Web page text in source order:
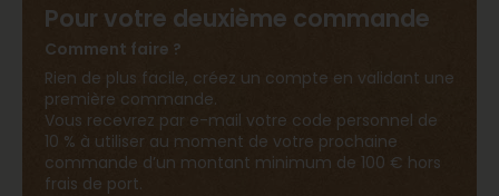
Pour votre deuxième commande
Comment faire ?
Rien de plus facile, créez un compte en validant une
première commande.
Vous recevrez par e-mail votre code personnel de
10 % à utiliser au moment de votre prochaine
commande d’un montant minimum de 100 € hors
frais de port.